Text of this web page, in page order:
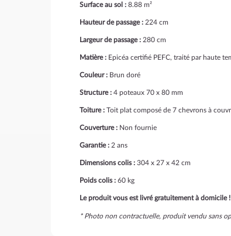
Surface au sol : 8.88 m²
Hauteur de passage : 224 cm
Largeur de passage : 280 cm
Matière : Epicéa certifié PEFC, traité par haute
Couleur : Brun doré
Structure : 4 poteaux 70 x 80 mm
Toiture : Toit plat composé de 7 chevrons à
Couverture : Non fournie
Garantie : 2 ans
Dimensions colis : 304 x 27 x 42 cm
Poids colis : 60 kg
Le produit vous est livré gratuitement à domicile !
* Photo non contractuelle, produit vendu sans